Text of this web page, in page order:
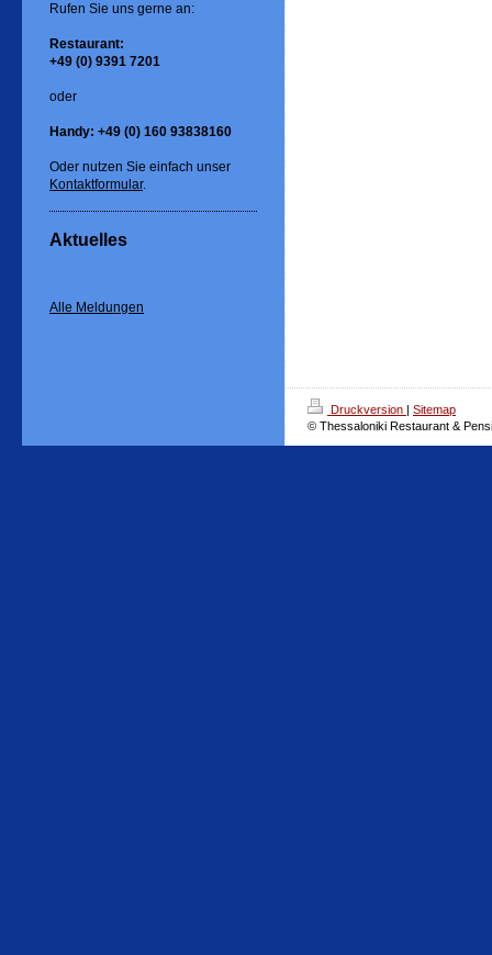
Rufen Sie uns gerne an:
Restaurant:
+49 (0) 9391 7201
oder
Handy: +49 (0) 160 93838160
Oder nutzen Sie einfach unser
Kontaktformular.
Aktuelles
Alle Meldungen
Druckversion | Sitemap
© Thessaloniki Restaurant &